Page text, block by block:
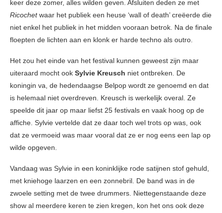
keer deze zomer, alles wilden geven. Afsluiten deden ze met
Ricochetwaar het publiek een heuse ‘wall of death’ creëerde die
niet enkel het publiek in het midden vooraan betrok. Na de finale
floepten de lichten aan en klonk er harde techno als outro.
Het zou het einde van het festival kunnen geweest zijn maar
uiteraard mocht ook Sylvie Kreusch niet ontbreken. De
koningin va, de hedendaagse Belpop wordt ze genoemd en dat
is helemaal niet overdreven. Kreusch is werkelijk overal. Ze
speelde dit jaar op maar liefst 25 festivals en vaak hoog op de
affiche. Sylvie vertelde dat ze daar toch wel trots op was, ook
dat ze vermoeid was maar vooral dat ze er nog eens een lap op
wilde opgeven.
Vandaag was Sylvie in een koninklijke rode satijnen stof gehuld,
met kniehoge laarzen en een zonnebril. De band was in de
zwoele setting met de twee drummers. Niettegenstaande deze
show al meerdere keren te zien kregen, kon het ons ook deze